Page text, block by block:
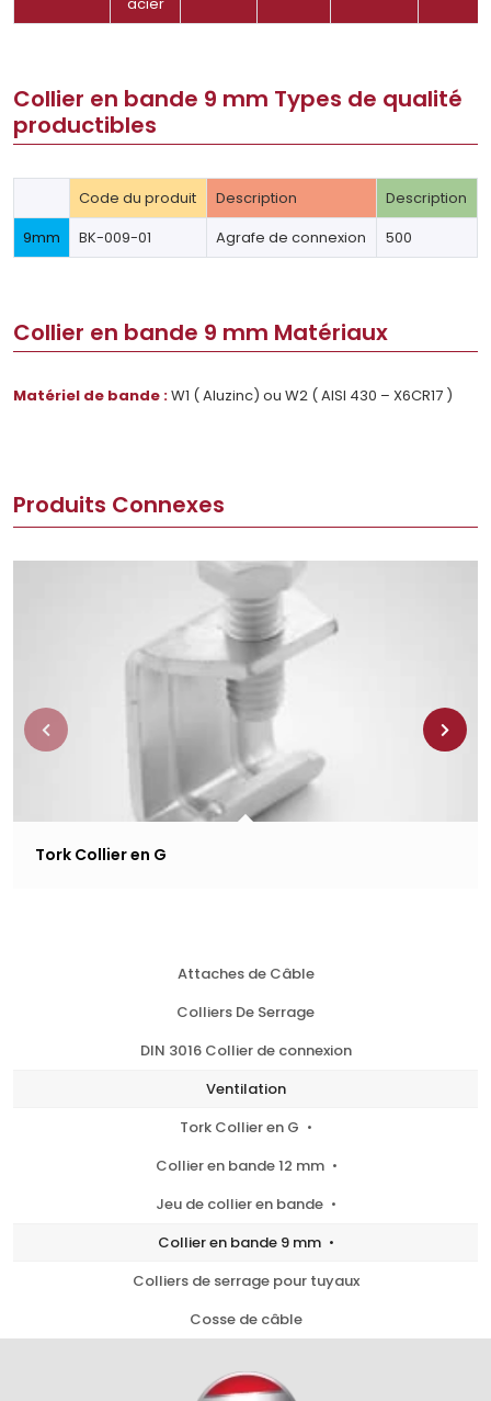
Attaches de Câble
Colliers De Serrage
DIN 3016 Collier de connexion
Ventilation
Tork Collier en G
Collier en bande 12 mm
Jeu de collier en bande
Collier en bande 9 mm
Colliers de serrage pour tuyaux
Cosse de câble
Collier en bande 9 mm Types de qualité
productibles
Code du produit Description
Description
9mm
BK-009-01 Agrafe de connexion 500
Collier en bande 9 mm Matériaux
Matériel de bande :W1 ( Aluzinc) ou W2 ( AISI 430 – X6CR17 )
Produits Connexes
Tork Collier en G